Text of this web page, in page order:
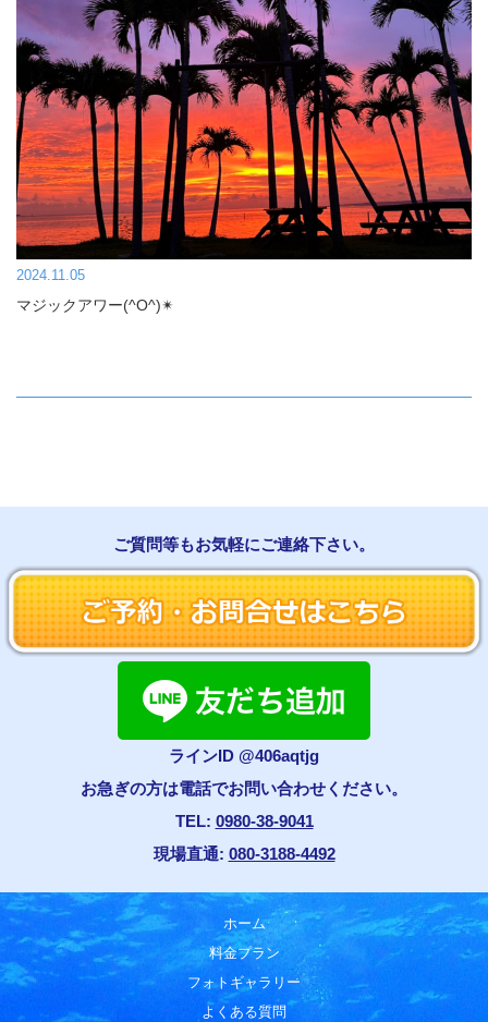
2024.11.05
マジックアワー(^O^)✴︎
ご質問等もお気軽にご連絡下さい。
ラインID @406aqtjg
お急ぎの方は電話でお問い合わせください。
TEL: 0980-38-9041
現場直通: 080-3188-4492
ホーム
料金プラン
フォトギャラリー
よくある質問